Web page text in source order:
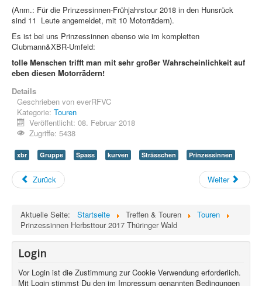
(Anm.: Für die Prinzessinnen-Frühjahrstour 2018 in den Hunsrück
sind 11 Leute angemeldet, mit 10 Motorrädern).
Es ist bei uns Prinzessinnen ebenso wie im kompletten
Clubmann&XBR-Umfeld:
tolle Menschen trifft man mit sehr großer Wahrscheinlichkeit auf
eben diesen Motorrädern!
Details
Geschrieben von everRFVC
Kategorie: Touren
Veröffentlicht: 08. Februar 2018
Zugriffe: 5438
xbr Gruppe Spass kurven Strässchen Prinzessinnen
Zurück Weiter
Aktuelle Seite: Startseite Treffen & Touren
Touren
Prinzessinnen Herbsttour 2017 Thüringer Wald
Login
Vor Login ist die Zustimmung zur Cookie Verwendung erforderlich.
Mit Login stimmst Du den im Impressum genannten Bedingungen